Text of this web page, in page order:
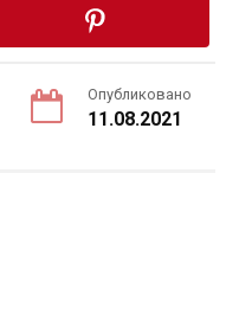
Опубликовано
11.08.2021